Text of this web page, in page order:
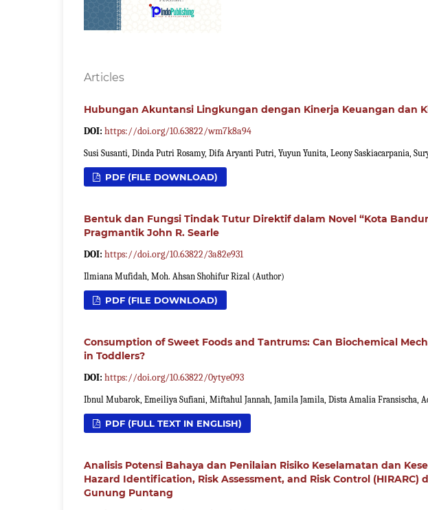
Articles
Hubungan Akuntansi Lingkungan dengan Kinerja Keuangan dan
DOI: https://doi.org/10.63822/wm7k8a94
Susi Susanti, Dinda Putri Rosamy, Difa Aryanti Putri, Yuyun Yunita, Leony Saskiacarpania,
PDF (FILE DOWNLOAD)
Bentuk dan Fungsi Tindak Tutur Direktif dalam Novel “Kota
Pragmantik John R. Searle
DOI: https://doi.org/10.63822/3a82e931
Ilmiana Mufidah, Moh. Ahsan Shohifur Rizal (Author)
PDF (FILE DOWNLOAD)
Consumption of Sweet Foods and Tantrums: Can Biochemical
in Toddlers?
DOI: https://doi.org/10.63822/0ytye093
Ibnul Mubarok, Emeiliya Sufiani, Miftahul Jannah, Jamila Jamila, Dista Amalia Fransischa,
PDF (FULL TEXT IN ENGLISH)
Analisis Potensi Bahaya dan Penilaian Risiko Keselamatan dan
Hazard Identification, Risk Assessment, and Risk Control (HIRARC)
Gunung Puntang